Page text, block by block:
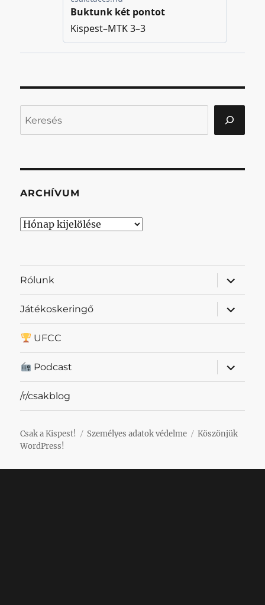
ARCHÍVUM
Archívum
Rólunk
almenü
Játékoskeringő
almenü
UFCC
Podcast
almenü
/r/csakblog
Csak a Kispest! Személyes adatok védelme
Köszönjük
WordPress!